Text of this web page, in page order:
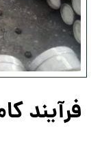
فرآیند